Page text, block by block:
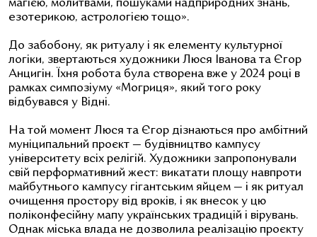
магією, молитвами, пошуками надприродних знань,
езотерикою, астрологією тощо».
До забобону, як ритуалу і як елементу культурної
логіки, звертаються художники Люся Іванова та Єгор
Анцигін. Їхня робота була створена вже у 2024 році в
рамках симпозіуму «Могриця», який того року
відбувався у Відні.
На той момент Люся та Єгор дізнаються про амбітний
муніципальний проєкт — будівництво кампусу
університету всіх релігій. Художники запропонували
свій перформативний жест: викатати площу навпроти
майбутнього кампусу гігантським яйцем — і як ритуал
очищення простору від вроків, і як внесок у цю
поліконфесійну мапу українських традицій і вірувань.
Однак міська влада не дозволила реалізацію проєкту